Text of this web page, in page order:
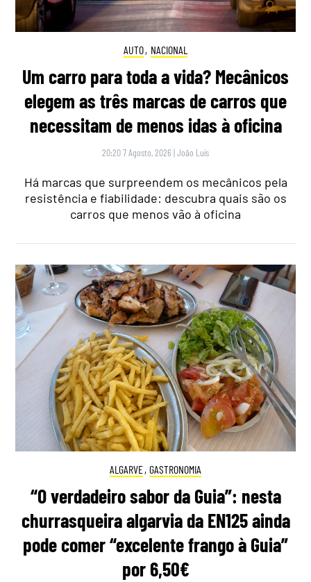
AUTO, NACIONAL
Um carro para toda a vida? Mecânicos
elegem as três marcas de carros que
necessitam de menos idas à oficina
20:20 7 Agosto, 2026 |João Luís
Há marcas que surpreendem os mecânicos pela
resistência e fiabilidade: descubra quais são os
carros que menos vão à oficina
ALGARVE, GASTRONOMIA
“O verdadeiro sabor da Guia”: nesta
churrasqueira algarvia da EN125 ainda
pode comer “excelente frango à Guia”
por 6,50€